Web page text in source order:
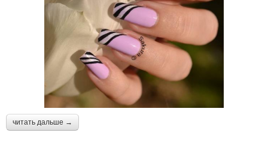
читать дальше →